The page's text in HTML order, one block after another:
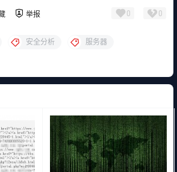
举报 0 0
安全分析 服务器